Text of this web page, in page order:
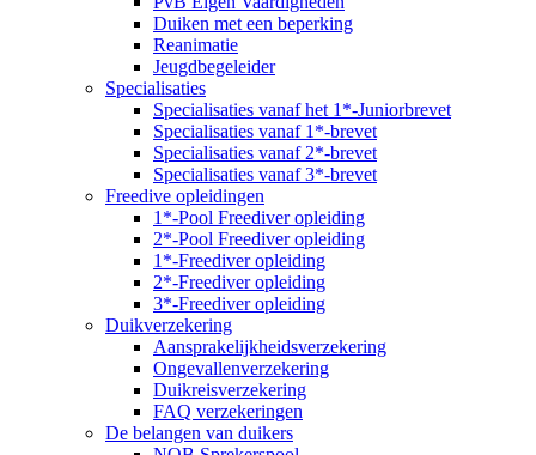
Duiken met een beperking
Reanimatie
Jeugdbegeleider
Specialisaties
Specialisaties vanaf het 1*-Juniorbrevet
Specialisaties vanaf 1*-brevet
Specialisaties vanaf 2*-brevet
Specialisaties vanaf 3*-brevet
Freedive opleidingen
1*-Pool Freediver opleiding
2*-Pool Freediver opleiding
1*-Freediver opleiding
2*-Freediver opleiding
3*-Freediver opleiding
Duikverzekering
Aansprakelijkheidsverzekering
Ongevallenverzekering
Duikreisverzekering
FAQ verzekeringen
De belangen van duikers